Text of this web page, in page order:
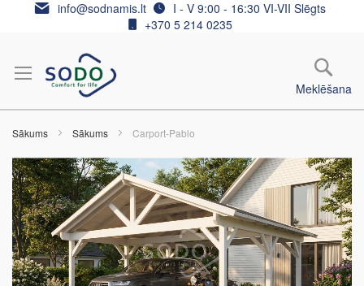
Skip info@sodnamis.lt
I - V 9:00 - 16:30 VI-VII Slēgts
+370 5 214 0235
Meklēšana
Sākums Sākums Carport-Pablo
Iet
uz
galerijas
beigām